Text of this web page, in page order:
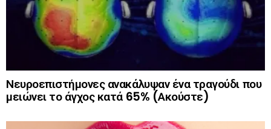
Νευροεπιστήμονες ανακάλυψαν ένα τραγούδι που
μειώνει το άγχος κατά 65% (Ακούστε)